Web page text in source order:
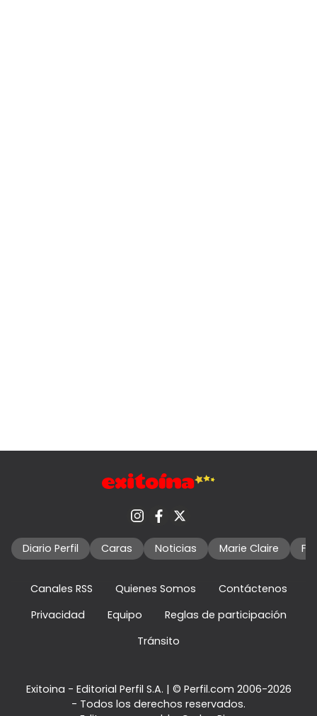
Diario Perfil Caras Noticias Marie Claire
Canales RSS Quienes Somos
Contáctenos
Privacidad
Equipo
Reglas de participación
Tránsito
Exitoina - Editorial Perfil S.A. | © Perfil.com 2006-2026
- Todos los derechos reservados.